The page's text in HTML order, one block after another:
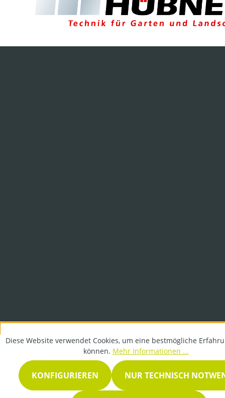
Diese Website verwendet Cookies, um eine bestmögliche
können. Mehr Informationen ...
NUR TECHNISCH
KONFIGURIEREN